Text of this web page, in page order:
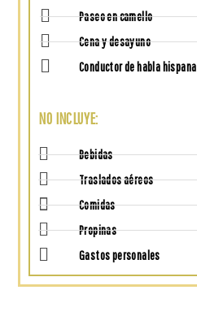
Paseo en camello
Cena y desayuno
Conductor de habla hispana
NO INCLUYE:
Bebidas
Traslados aéreos
Comidas
Propinas
Gastos personales